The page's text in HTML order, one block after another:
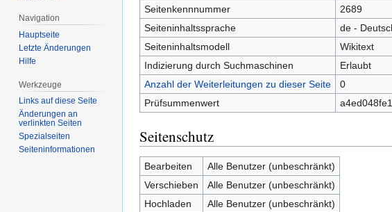
Seitenkennnummer
2689
Seiteninhaltssprache
de -
Seiteninhaltsmodell
Wikitext
Indizierung durch Suchmaschinen
Erlaubt
Anzahl der Weiterleitungen zu dieser Seite
0
Prüfsummenwert
Seitenschutz
Bearbeiten
Alle Benutzer (unbeschränkt)
Verschieben
Alle Benutzer (unbeschränkt)
Hochladen
Alle Benutzer (unbeschränkt)
Navigation
Hauptseite
Letzte Änderungen
Hilfe
Werkzeuge
Links auf diese Seite
Änderungen an
verlinkten Seiten
Spezialseiten
Seiten­informationen